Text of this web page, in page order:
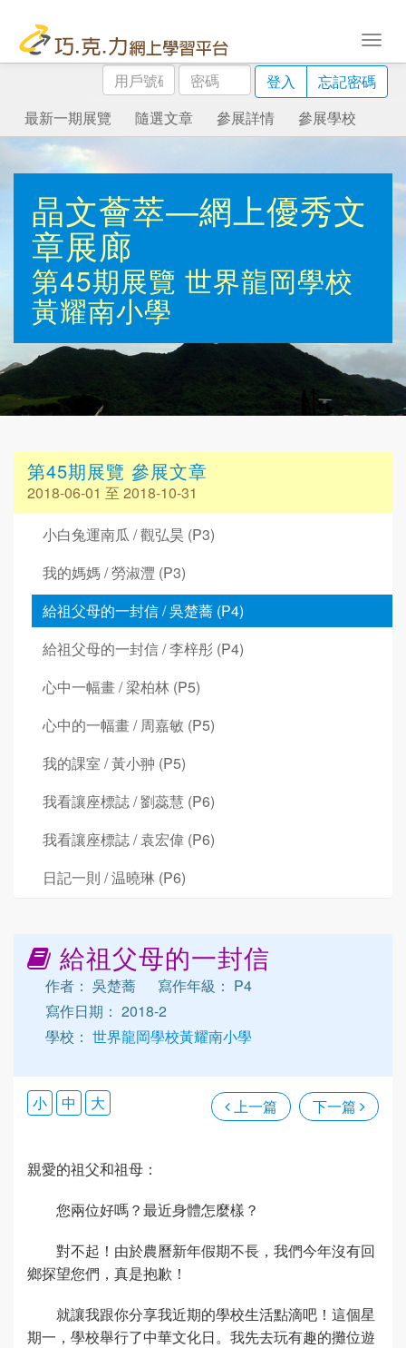
用
戶
號
碼
密
碼
登入
忘記密碼
最新一期展覽
隨選文章 參展詳情 參展學校
晶文薈萃—網上優秀文
章展廊
第45期展覽 世界龍岡學校
黃耀南小學
第45期展覽 參展文章
2018-06-01 至 2018-10-31
小白兔運南瓜 / 觀弘昊 (P3)
我的媽媽 / 勞淑灃 (P3)
給祖父母的一封信 / 吳楚蕎 (P4)
給祖父母的一封信 / 李梓彤 (P4)
心中一幅畫 / 梁柏林 (P5)
心中的一幅畫 / 周嘉敏 (P5)
我的課室 / 黃小翀 (P5)
我看讓座標誌 / 劉蕊慧 (P6)
我看讓座標誌 / 袁宏偉 (P6)
日記一則 / 温曉琳 (P6)
給祖父母的一封信
作者： 吳楚蕎
寫作年級： P4
寫作日期： 2018-2
學校： 世界龍岡學校黃耀南小學
上一篇 下一篇
小 中 大
親愛的祖父和祖母：
您兩位好嗎？最近身體怎麼樣？
對不起！由於農曆新年假期不長，我們今年沒有回
鄉探望您們，真是抱歉！
就讓我跟你分享我近期的學校生活點滴吧！這個星
期一，學校舉行了中華文化日。我先去玩有趣的攤位遊